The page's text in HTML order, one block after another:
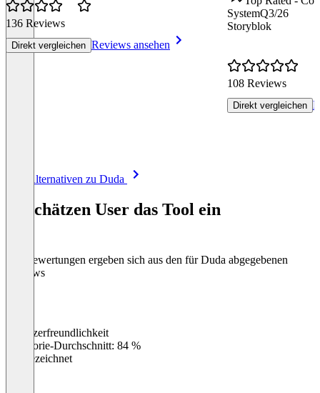
136 Reviews
Direkt vergleichen Reviews ansehen
SystemQ3/26
Storyblok
108 Reviews
Direkt vergleichen
Alle Alternativen zu Duda
So schätzen User das Tool ein
Die Bewertungen ergeben sich aus den für Duda abgegebenen
Reviews
Benutzerfreundlichkeit
Kategorie-Durchschnitt: 84 %
Ausgezeichnet